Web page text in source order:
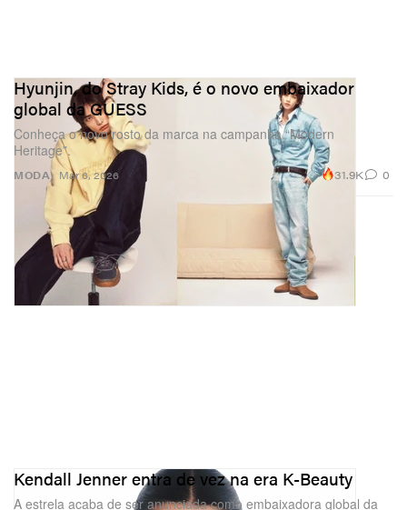
MODA
Hyunjin, do Stray Kids, é o novo embaixador
global da GUESS
Conheça o novo rosto da marca na campanha “Modern
Heritage”.
Mar 6, 2026 31.9K 0
Kendall Jenner entra de vez na era K-Beauty
A estrela acaba de ser anunciada como embaixadora global da